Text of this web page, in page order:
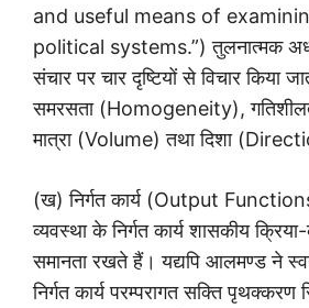
and useful means of
political systems.”) तुलनात्मक
संचार पर चार दृष्टियों से विचार किया
समरसता (Homogeneity),
मात्रा (Volume) तथा दिशा
(ख) निर्गत कार्य (Output
व्यवस्था के निर्गत कार्य शासकीय
समानता रखते हैं। यद्यपि आलमण्ड ने
निर्गत कार्य परम्परागत सक्ति पृथक्करण